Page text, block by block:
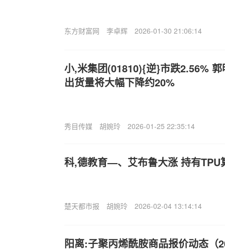
东方财富网 李卓辉 2026-01-30 21:06:14
小,米集团(01810){逆}市跌2.56%
出货量将大幅下降约20%
秀目传媒 胡婉玲 2026-01-25 22:35:14
科,德教育—、艾布鲁大涨 持有TPU
楚天都市报 胡婉玲 2026-02-04 13:14:14
阳离:子聚丙烯酰胺商品报价动态（